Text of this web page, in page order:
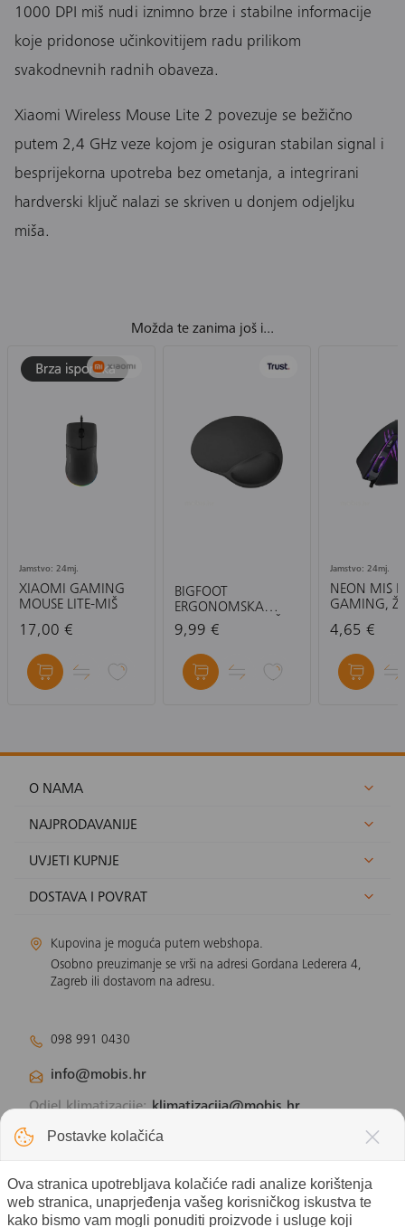
1000 DPI miš nudi iznimno brze i stabilne informacije
koje pridonose učinkovitijem radu prilikom
svakodnevnih radnih obaveza.
Xiaomi Wireless Mouse Lite 2 povezuje se bežično
putem 2,4 GHz veze kojom je osiguran stabilan signal i
besprijekorna upotreba bez ometanja, a integrirani
hardverski ključ nalazi se skriven u donjem odjeljku
miša.
Možda te zanima još i...
Jamstvo: 24mj.
XIAOMI GAMING
MOUSE LITE-MIŠ
17,00 €
BIGFOOT
ERGONOMSKA
PODLOGA ZA MIŠ
9,99 €
Jamstvo: 24mj.
NEON MIŠ
GAMING,
4,65 €
O NAMA
NAJPRODAVANIJE
UVJETI KUPNJE
DOSTAVA I POVRAT
Kupovina je moguća putem webshopa.
Osobno preuzimanje se vrši na adresi Gordana Lederera 4,
Zagreb ili dostavom na adresu.
098 991 0430
info@mobis.hr
Odjel klimatizacije:klimatizacija@mobis.hr
Odjel solarnih panela:
Postavke kolačića
Ova stranica upotrebljava kolačiće radi analize korištenja
web stranica, unaprjeđenja vašeg korisničkog iskustva te
kako bismo vam mogli ponuditi proizvode i usluge koji